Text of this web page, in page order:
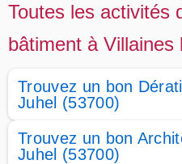
Toutes les activités
bâtiment à Villaines
Trouvez un bon
Juhel (53700)
Trouvez un bon
Juhel (53700)